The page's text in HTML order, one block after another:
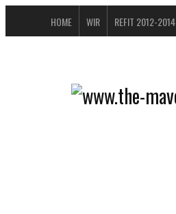
HOME WIR REFIT 2012-2014
DATENSCHUTZERKLÄRUNG